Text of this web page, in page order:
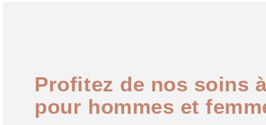
Profitez de nos soins
pour hommes et